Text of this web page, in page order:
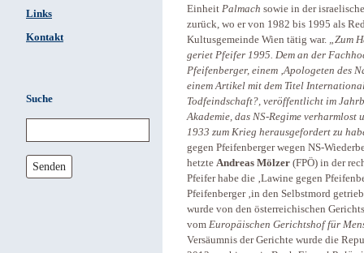
Links
Kontakt
Suche
Senden
Einheit Palmach sowie in der
zurück, wo er von 1982 bis 1995 als
Kultusgemeinde Wien tätig war. „Zum
geriet Pfeifer 1995. Dem an der
Pfeifenberger, einem ‚Apologeten des
einem Artikel mit dem Titel
Todfeindschaft?, veröffentlicht im
Akademie, das NS-Regime
1933 zum Krieg herausgefordert zu
gegen Pfeifenberger wegen NS-
hetzte Andreas Mölzer (FPÖ) in der
Pfeifer habe die ‚Lawine gegen
Pfeifenberger ‚in den Selbstmord
wurde von den österreichischen
vom Europäischen Gerichtshof für
Versäumnis der Gerichte wurde die